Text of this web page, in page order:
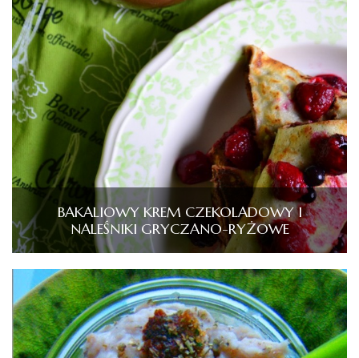
BAKALIOWY KREM CZEKOLADOWY I
NALEŚNIKI GRYCZANO-RYŻOWE